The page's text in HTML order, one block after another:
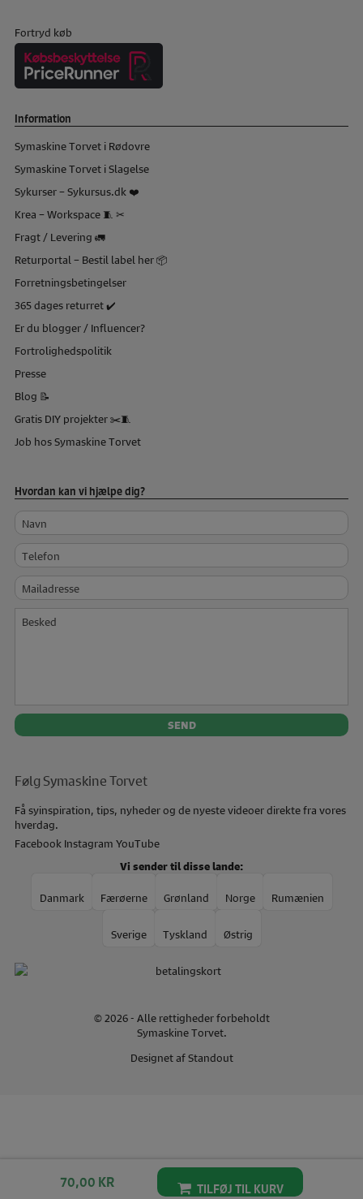
70,00 KR TILFØJ TIL KURV
Fortryd køb
Information
Symaskine Torvet i Rødovre
Symaskine Torvet i Slagelse
Sykurser – Sykursus.dk ❤️
Krea – Workspace 🧵 ✂
Fragt / Levering 🚛
Returportal – Bestil label her 📦
Forretningsbetingelser
365 dages returret ✔️
Er du blogger / Influencer?
Fortrolighedspolitik
Presse
Blog 📝
Gratis DIY projekter ✂️🧵
Job hos Symaskine Torvet
Hvordan kan vi hjælpe dig?
Navn
Telefon
Mailadresse
Besked
Følg Symaskine Torvet
Få syinspiration, tips, nyheder og de nyeste videoer direkte fra vores
hverdag.
Facebook Instagram YouTube
Vi sender til disse lande:
Danmark Færøerne Grønland Norge Rumænien
Sverige Tyskland Østrig
© 2026 - Alle rettigheder forbeholdt
Symaskine Torvet.
Designet afStandout